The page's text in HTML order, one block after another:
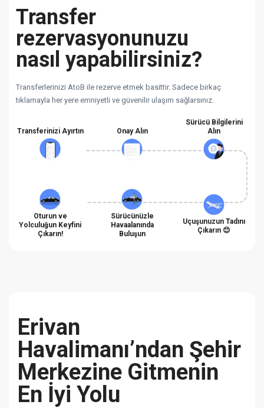
Transfer
rezervasyonunuzu
nasıl yapabilirsiniz?
Transferlerinizi AtoB ile rezerve etmek basittir. Sadece birkaç
tıklamayla her yere emniyetli ve güvenilir ulaşım sağlarsınız.
Transferinizi Ayırtın Onay Alın
Sürücü Bilgilerini
Alın
Oturun ve
Yolculuğun Keyfini
Çıkarın!
Sürücünüzle
Havaalanında
Buluşun
Uçuşunuzun Tadını
Çıkarın 😊
Erivan
Havalimanı’ndan Şehir
Merkezine Gitmenin
En İyi Yolu